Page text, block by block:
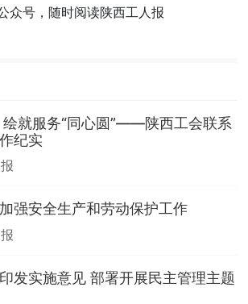
众号，随时阅读陕西工人报
绘就服务“同心圆”——陕西工会联系
纪实
强安全生产和劳动保护工作
发实施意见 部署开展民主管理主题